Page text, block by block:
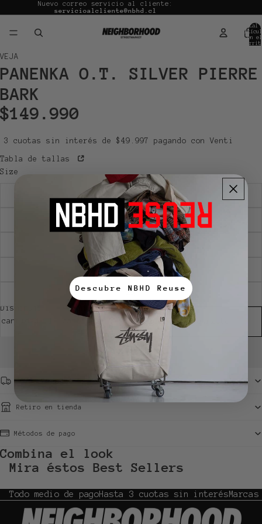
Nuevo correo servicio al cliente:
servicioalcliente@nbhd.cl
Total
en el
Abrir
imagen
pantalla
completa
Abrir
imagen
pantalla
completa
Abrir
imagen
pantalla
completa
VEJA
PANENKA O.T. SILVER PIERRE
BARK
$149.990
3 cuotas sin interés de $49.997 pagando con Venti
Tabla de tallas
Size
36
37
38
39
Disminuir
cantidad
Aumentar
cantidad
Agregar al carrito
Condiciones de despacho
Retiro en tienda
Métodos de pago
Combina el look
Mira éstos Best Sellers
Todo medio de pagoHasta 3 cuotas sin interés
Descubre NBHD Reuse